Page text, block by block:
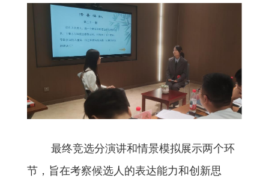
最终竞选分演讲和情景模拟展示两个环
节，旨在考察候选人的表达能力和创新思